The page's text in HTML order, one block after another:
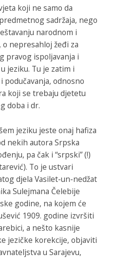
koji ne samo da
sadržaja, nego
narodnom i
nepresahloj žeđi za
pravog ispoljavanja i
jeziku. Tu je zatim i
podučavanja, odnosno
koji se trebaju djetetu
doba i dr.
jeziku jeste onaj hafiza
nekih autora Srpska
, pa čak i “srpski” (!)
To je ustvari
djela Vasilet-un-nedžat
Sulejmana Čelebije
godine, na kojem će
1909. godine izvršiti
a nešto kasnije
jezičke korekcije, objaviti
u Sarajevu,